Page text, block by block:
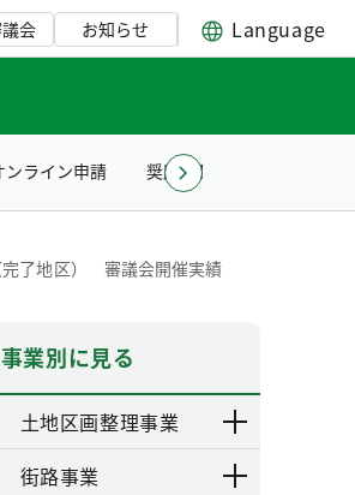
会 お知らせ Language
ンライン申請 奨励賞贈呈式について
完了地区） 審議会開催実績
事業別に見る
土地区画整理事業
街路事業